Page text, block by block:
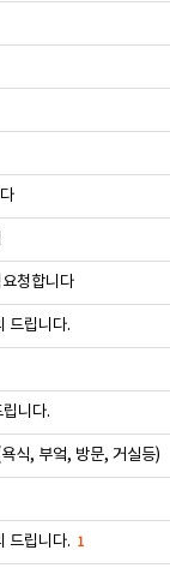
청합니다
드립니다.
니다.
식, 부엌, 방문, 거실등)
드립니다. 1